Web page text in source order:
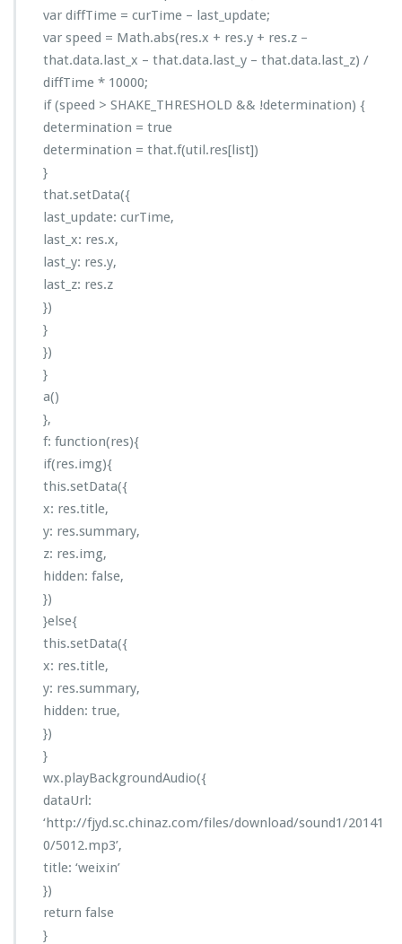
var diffTime = curTime – last_update;
var speed = Math.abs(res.x + res.y + res.z –
that.data.last_x – that.data.last_y – that.data.last_z) /
diffTime * 10000;
if (speed > SHAKE_THRESHOLD && !determination) {
determination = true
determination = that.f(util.res[list])
}
that.setData({
last_update: curTime,
last_x: res.x,
last_y: res.y,
last_z: res.z
})
}
})
}
a()
},
f: function(res){
if(res.img){
this.setData({
x: res.title,
y: res.summary,
z: res.img,
hidden: false,
})
}else{
this.setData({
x: res.title,
y: res.summary,
hidden: true,
})
}
wx.playBackgroundAudio({
dataUrl:
‘http://fjyd.sc.chinaz.com/files/download/sound1/20141
0/5012.mp3’,
title: ‘weixin’
})
return false
}